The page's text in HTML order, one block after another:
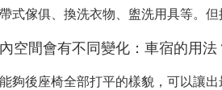
式傢俱、換洗衣物、盥洗用具等。
空間會有不同變化：車宿的用法
夠後座椅全部打平的樣貌，可以讓出